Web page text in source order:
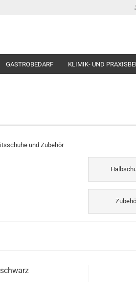
GASTROBEDARF KLIMIK- UND
und Zubehör